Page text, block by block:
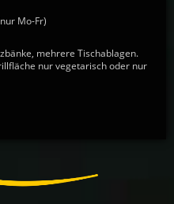
Mo-Fr)
mehrere Tischablagen.
nur vegetarisch oder nur